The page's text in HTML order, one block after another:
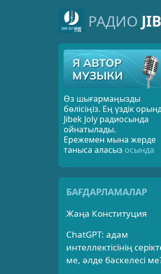
РАДИО
Өз шығармаңызды
бөлісіңіз. Ең үздік
Jibek Joly радиосында
ойнатылады.
Ережемен мына жерде
таныса аласыз осында
БАҒДАРЛАМАЛАР
Жаңа Конституция
ChatGPT: адам
интеллектісінің
ме, әлде бәскелесі